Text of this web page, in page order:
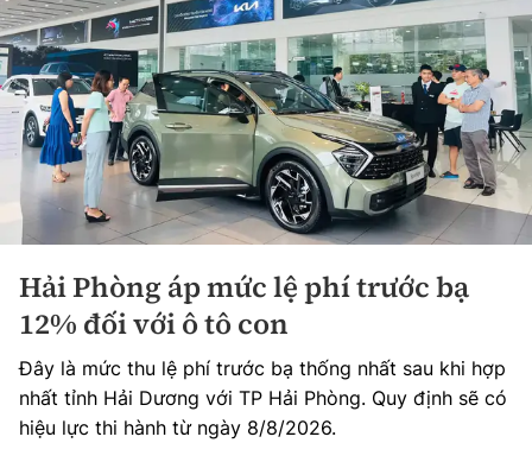
Hải Phòng áp mức lệ phí trước bạ
12% đối với ô tô con
Đây là mức thu lệ phí trước bạ thống nhất sau khi hợp
nhất tỉnh Hải Dương với TP Hải Phòng. Quy định sẽ có
hiệu lực thi hành từ ngày 8/8/2026.